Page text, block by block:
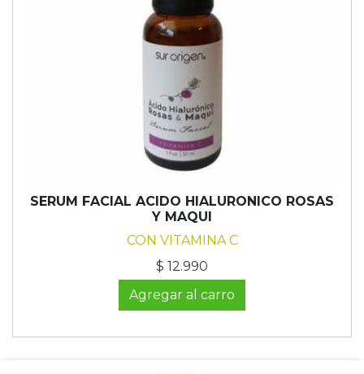
SERUM FACIAL ACIDO HIALURONICO ROSAS
Y MAQUI
CON VITAMINA C
$ 12.990
Agregar al carro